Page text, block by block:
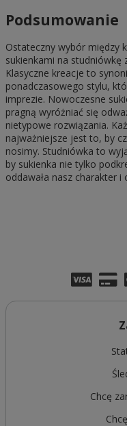
Podsumowanie
Ostateczny wybór między
sukienkami na studniówkę
Klasyczne kreacje to
ponadczasowego stylu,
imprezie. Nowoczesne
pragną wyróżniać się
nietypowe rozwiązania.
najważniejsze jest to, by
nosimy. Studniówka to
by sukienka nie tylko
oddawała nasz charakter i
Chcę